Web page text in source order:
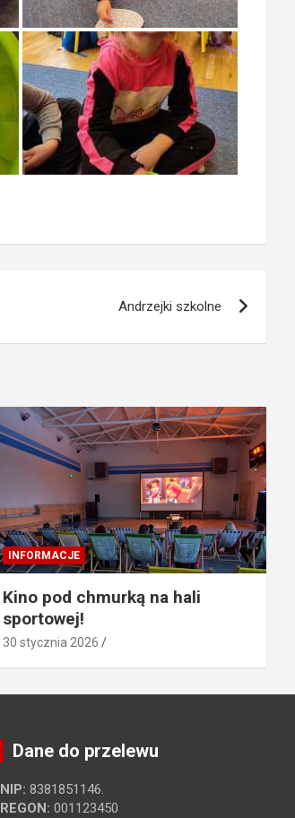
Andrzejki szkolne
INFORMACJE
Kino pod chmurką na hali
sportowej!
30 stycznia 2026
Dane do przelewu
NIP: 8381851146.
REGON: 001123450